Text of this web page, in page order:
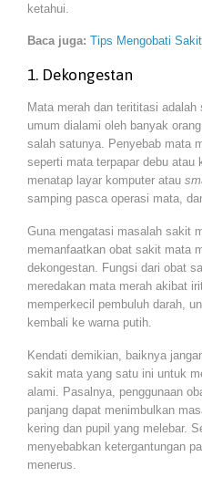
ketahui.
Baca juga: Tips Mengobati
1. Dekongestan
Mata merah dan terititasi
umum dialami oleh banyak
salah satunya. Penyebab mata
seperti mata terpapar debu atau
menatap layar komputer atau
samping pasca operasi mata,
Guna mengatasi masalah sakit
memanfaatkan obat sakit mata
dekongestan. Fungsi dari obat
meredakan mata merah akibat
memperkecil pembuluh darah,
kembali ke warna putih.
Kendati demikian, baiknya
sakit mata yang satu ini untuk
alami. Pasalnya, penggunaan
panjang dapat menimbulkan
kering dan pupil yang melebar.
menyebabkan ketergantungan
menerus.